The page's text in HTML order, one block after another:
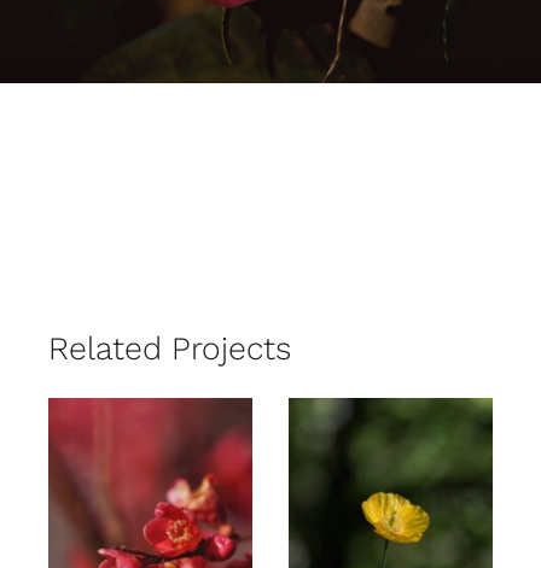
Related Projects